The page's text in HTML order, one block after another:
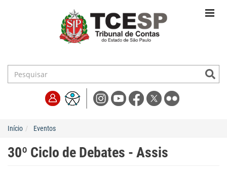
Início Eventos
30º Ciclo de Debates - Assis